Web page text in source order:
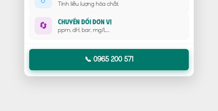
Tính liều lượng hóa chất
🔄 Chuyển Đổi Đơn Vị
ppm, dH, bar, mg/L...
📞 0965 200 571